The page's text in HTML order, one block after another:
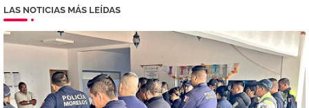
LAS NOTICIAS MÁS LEÍDAS